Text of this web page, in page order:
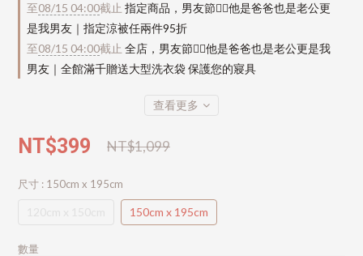
至08/15 04:00截止 指定商品，男友節👱‍♂️他是爸爸也是老公更
是我男友｜指定涼被任兩件95折
至08/15 04:00截止 全店，男友節👱‍♂️他是爸爸也是老公更是我
男友｜全館滿千贈送大型洗衣袋 保護您的寢具
查看更多
NT$1,099
NT$399
尺寸 : 150cm x 195cm
150cm x 195cm
數量